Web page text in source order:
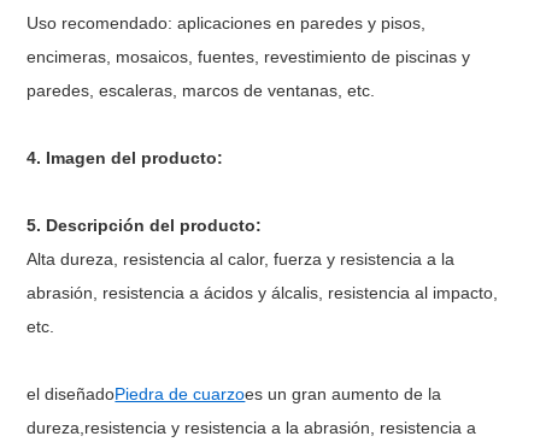
Uso recomendado: aplicaciones en paredes y pisos,
encimeras, mosaicos, fuentes, revestimiento de piscinas y
paredes, escaleras, marcos de ventanas, etc.
4. Imagen del producto:
5. Descripción del producto:
Alta dureza, resistencia al calor, fuerza y ​​resistencia a la
abrasión, resistencia a ácidos y álcalis, resistencia al impacto,
etc.
el diseñadoPiedra de cuarzoes un gran aumento de la
dureza, resistencia y resistencia a la abrasión, resistencia a